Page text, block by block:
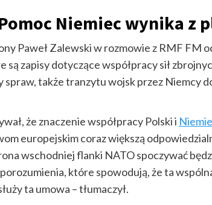
Niemiec wynika z
Paweł Zalewski w rozmowie z RMF FM
są zapisy dotyczące współpracy sił
spraw, także tranzytu wojsk przez Niemcy
że znaczenie współpracy Polski i
europejskim coraz większą
wschodniej flanki NATO spoczywać
które spowodują, że ta
ta umowa – tłumaczył.